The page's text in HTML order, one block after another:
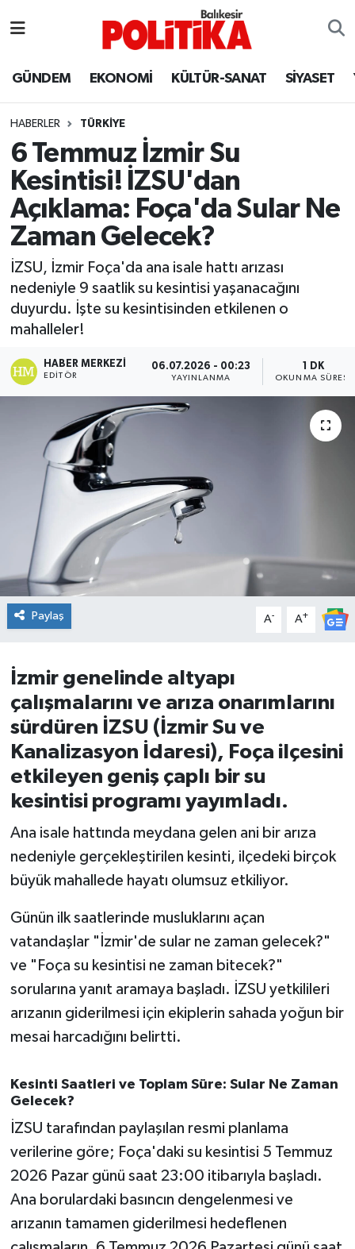
GÜNDEM EKONOMİ KÜLTÜR-SANAT SİYASET
HABERLER TÜRKİYE
6 Temmuz İzmir Su
Kesintisi! İZSU'dan
Açıklama: Foça'da Sular Ne
Zaman Gelecek?
İZSU, İzmir Foça'da ana isale hattı arızası
nedeniyle 9 saatlik su kesintisi yaşanacağını
duyurdu. İşte su kesintisinden etkilenen o
mahalleler!
HABER MERKEZI
EDITÖR
06.07.2026 - 00:23
YAYINLANMA
1 DK
OKUNMA SÜRESI
Paylaş A- A+
İzmir genelinde altyapı
çalışmalarını ve arıza onarımlarını
sürdüren İZSU (İzmir Su ve
Kanalizasyon İdaresi), Foça ilçesini
etkileyen geniş çaplı bir su
kesintisi programı yayımladı.
Ana isale hattında meydana gelen ani bir arıza
nedeniyle gerçekleştirilen kesinti, ilçedeki birçok
büyük mahallede hayatı olumsuz etkiliyor.
Günün ilk saatlerinde musluklarını açan
vatandaşlar "İzmir'de sular ne zaman gelecek?"
ve "Foça su kesintisi ne zaman bitecek?"
sorularına yanıt aramaya başladı. İZSU yetkilileri
arızanın giderilmesi için ekiplerin sahada yoğun bir
mesai harcadığını belirtti.
Kesinti Saatleri ve Toplam Süre: Sular Ne Zaman
Gelecek?
İZSU tarafından paylaşılan resmi planlama
verilerine göre; Foça'daki su kesintisi 5 Temmuz
2026 Pazar günü saat 23:00 itibarıyla başladı.
Ana borulardaki basıncın dengelenmesi ve
arızanın tamamen giderilmesi hedeflenen
Ayvalık
Balya
Bandırma
Bigadiç
BİYOGRAFİLER
Burhaniye
Dursunbey
Edremit
EĞİTİM
EKONOMİ
Erdek
Gömeç
Gönen
Havran
İvrindi
KENT GÜNDEMİ
Kepsut
MAGAZİN
MANŞET
Manyas
OLAY
SAĞLIK
Savaştepe
Balıkesir Hava Durumu
Balıkesir Namaz Vakitleri
Balıkesir Trafik Yoğunluk Haritası
Süper Lig Puan Durumu ve Fikstür
Tüm Manşetler
Son Dakika Haberleri